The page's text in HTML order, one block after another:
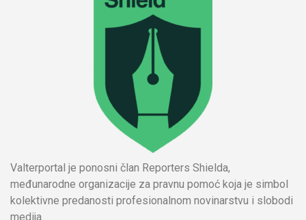
Valterportal je ponosni član Reporters Shielda,
međunarodne organizacije za pravnu pomoć koja je simbol
kolektivne predanosti profesionalnom novinarstvu i slobodi
medija.